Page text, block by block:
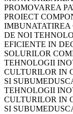
PROMOVAREA
PROIECT
DE NOI
EFICIENTE IN
SOLURILOR
TEHNOLOGII
CULTURILOR IN
SI
TEHNOLOGII
CULTURILOR IN
SI